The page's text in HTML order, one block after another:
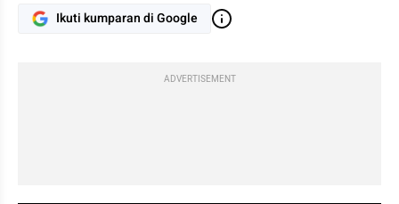
Ikuti kumparan di Google
ADVERTISEMENT